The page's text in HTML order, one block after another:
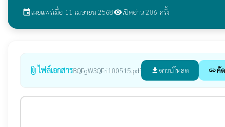
eventเผยแพร่เมื่อ 11 เมษายน 2568visibilityเปิดอ่าน 206 ครั้ง
attach_file ไฟล์เอกสารBQFgW3QFri100515.pdf file_download ดาวน์โหลด linkคั